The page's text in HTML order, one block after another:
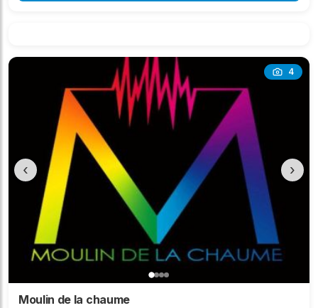
4
‹ ›
Moulin de la chaume